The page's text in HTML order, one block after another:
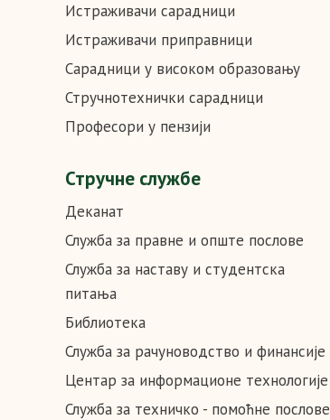
Истраживачи сарадници
Истраживачи приправници
Сарадници у високом образовању
Стручнотехнички сарадници
Професори у пензији
Стручне службе
Деканат
Служба за правне и опште послове
Служба за наставу и студентска
питања
Библиотека
Служба за рачуноводство и финансије
Центар за информационе технологије
Служба за техничко - помоћне послове